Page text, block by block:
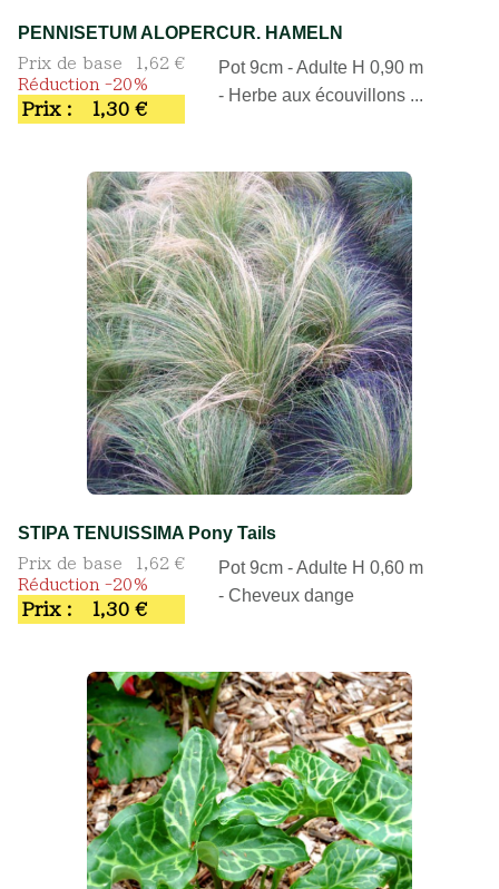
PENNISETUM ALOPERCUR. HAMELN
Prix de base
1,62 €
Réduction -20%
Prix : 1,30 €
Pot 9cm - Adulte H 0,90 m
- Herbe aux écouvillons ...
STIPA TENUISSIMA Pony Tails
Prix de base
1,62 €
Réduction -20%
Prix : 1,30 €
Pot 9cm - Adulte H 0,60 m
- Cheveux dange